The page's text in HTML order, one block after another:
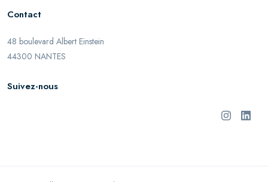
Contact
48 boulevard Albert Einstein
44300 NANTES
Suivez-nous